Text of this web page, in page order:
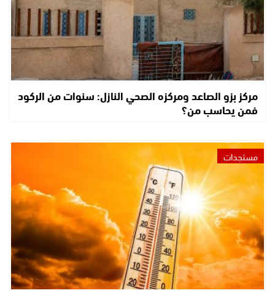
مركز بزو الصاعد ومركزه الصحي النازل: سنوات من الركود
فمن يحاسب من؟
مستجدات